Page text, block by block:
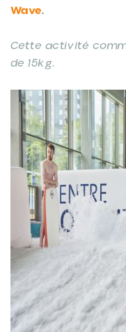
Wave.
Cette activité
de 15kg.